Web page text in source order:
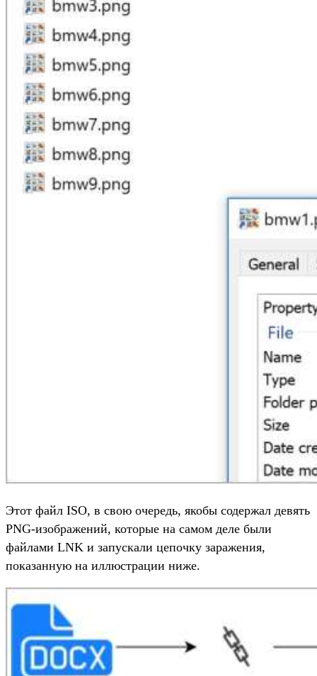
Этот файл ISO, в свою очередь, якобы содержал девять
PNG-изображений, которые на самом деле были
файлами LNK и запускали цепочку заражения,
показанную на иллюстрации ниже.